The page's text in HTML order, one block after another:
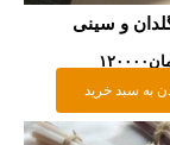
و سینی
۱۲۰۰۰۰
سبد خرید